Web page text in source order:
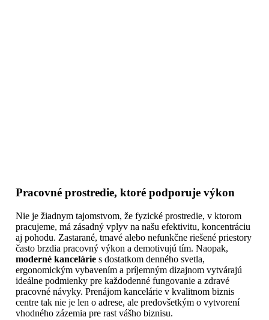
Pracovné prostredie, ktoré podporuje výkon
Nie je žiadnym tajomstvom, že fyzické prostredie, v ktorom
pracujeme, má zásadný vplyv na našu efektivitu, koncentráciu
aj pohodu. Zastarané, tmavé alebo nefunkčne riešené priestory
často brzdia pracovný výkon a demotivujú tím. Naopak,
moderné kancelárie s dostatkom denného svetla,
ergonomickým vybavením a príjemným dizajnom vytvárajú
ideálne podmienky pre každodenné fungovanie a zdravé
pracovné návyky. Prenájom kancelárie v kvalitnom biznis
centre tak nie je len o adrese, ale predovšetkým o vytvorení
vhodného zázemia pre rast vášho biznisu.